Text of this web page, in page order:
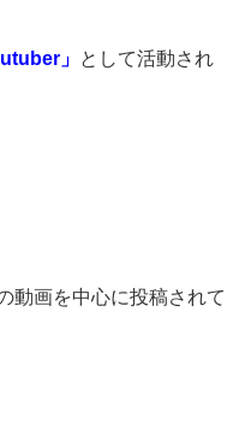
」 として活動され
動画を中心に投稿されて